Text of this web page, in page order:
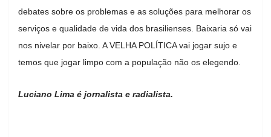
debates sobre os problemas e as soluções para melhorar os
serviços e qualidade de vida dos brasilienses. Baixaria só vai
nos nivelar por baixo. A VELHA POLÍTICA vai jogar sujo e
temos que jogar limpo com a população não os elegendo.
Luciano Lima é jornalista e radialista.